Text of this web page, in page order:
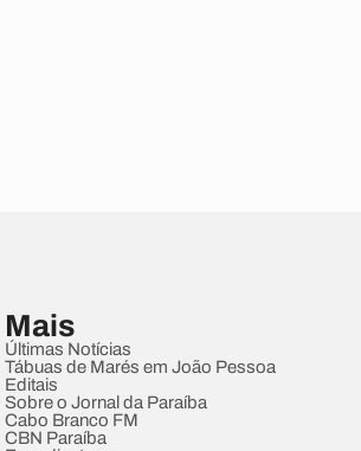
Mais
Últimas Notícias
Tábuas de Marés em João Pessoa
Editais
Sobre o Jornal da Paraíba
Cabo Branco FM
CBN Paraíba